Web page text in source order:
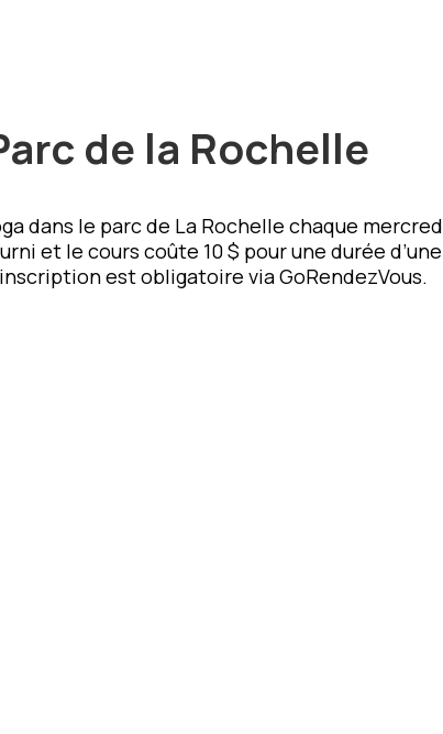
de la Rochelle
dans le parc de La Rochelle chaque
et le cours coûte 10 $ pour une durée
est obligatoire via GoRendezVous.